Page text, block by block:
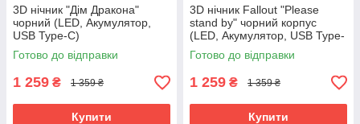
3D нічник "Дім Дракона"
чорний (LED, Акумулятор,
USB Type-C)
Готово до відправки
1 259 ₴ 1 359 ₴
Купити
3D нічник Fallout "Please
stand by" чорний корпус
(LED, Акумулятор, USB Type-
C)
Готово до відправки
1 259 ₴ 1 359 ₴
Купити